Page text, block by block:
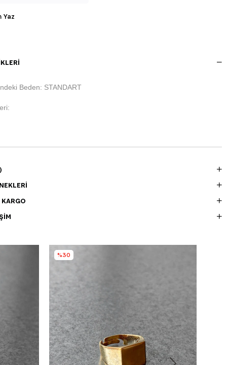
Yaz
Beden: STANDART
%30